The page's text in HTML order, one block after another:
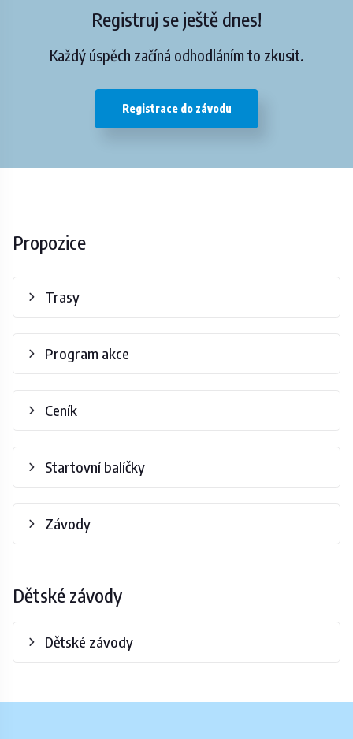
Registruj se ještě dnes!
Každý úspěch začíná odhodláním to zkusit.
Registrace do závodu
Propozice
Trasy
Program akce
Ceník
Startovní balíčky
Závody
Dětské závody
Dětské závody